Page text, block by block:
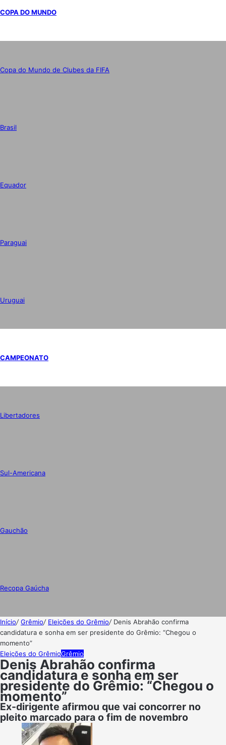
COPA DO MUNDO
Copa do Mundo de Clubes da FIFA
Brasil
Equador
Paraguai
Uruguai
CAMPEONATO
Libertadores
Sul-Americana
Gauchão
Recopa Gaúcha
Início/Grêmio/ Eleições do Grêmio/ Denis Abrahão confirma
candidatura e sonha em ser presidente do Grêmio: “Chegou o
momento”
Eleições do GrêmioGrêmio
Denis Abrahão confirma
candidatura e sonha em ser
presidente do Grêmio: “Chegou o
momento”
Ex-dirigente afirmou que vai concorrer no
pleito marcado para o fim de novembro